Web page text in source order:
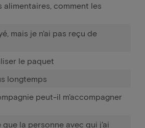
alimentaires, comment les
mais je n'ai pas reçu de
le paquet
longtemps
peut-il m'accompagner
la personne avec qui j'ai